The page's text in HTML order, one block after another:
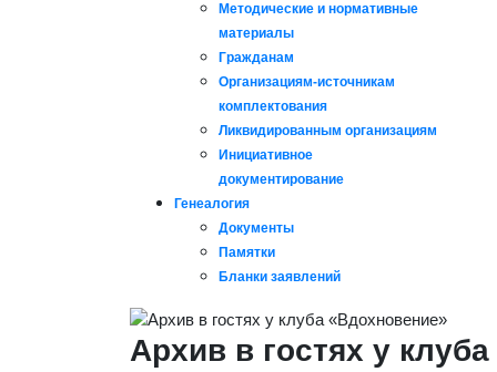
Методические и нормативные
материалы
Гражданам
Организациям-источникам
комплектования
Ликвидированным организациям
Инициативное
документирование
Генеалогия
Документы
Памятки
Бланки заявлений
Архив в гостях у